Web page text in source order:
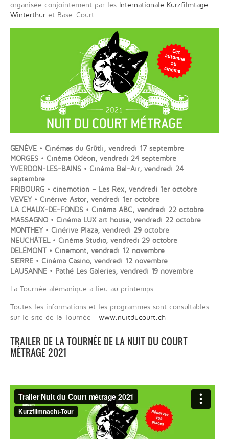
organisée conjointement par les Internationale Kurzfilmtage
Winterthur et Base-Court.
GENÈVE • Cinémas du Grütli, vendredi 17 septembre
MORGES • Cinéma Odéon, vendredi 24 septembre
YVERDON-LES-BAINS • Cinéma Bel-Air, vendredi 24
septembre
FRIBOURG • cinemotion – Les Rex, vendredi 1er octobre
VEVEY • Cinérive Astor, vendredi 1er octobre
LA CHAUX-DE-FONDS • Cinéma ABC, vendredi 22 octobre
MASSAGNO • Cinéma LUX art house, vendredi 22 octobre
MONTHEY • Cinérive Plaza, vendredi 29 octobre
NEUCHÂTEL • Cinéma Studio, vendredi 29 octobre
DELÉMONT • Cinemont, vendredi 12 novembre
SIERRE • Cinéma Casino, vendredi 12 novembre
LAUSANNE • Pathé Les Galeries, vendredi 19 novembre
La Tournée alémanique a lieu au printemps.
Toutes les informations et les programmes sont consultables
sur le site de la Tournée : www.nuitducourt.ch
TRAILER DE LA TOURNÉE DE LA NUIT DU COURT
MÉTRAGE 2021